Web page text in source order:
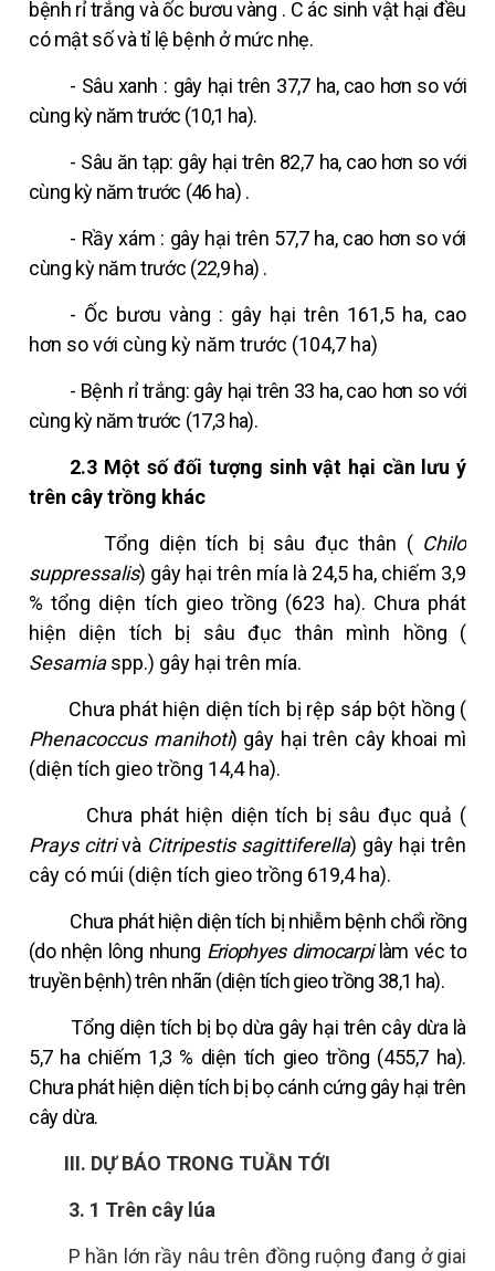
bệnh rỉ trắng vàốc bươu vàng . C ác sinh vật hại đều
có mật số và tỉ lệ bệnh ở mức nhẹ.
- Sâuxanh : gây hại trên 37,7 ha, cao hơn so với
cùng kỳ nămtrước (10,1 ha).
- Sâu ăn tạp: gây hại trên 82,7 ha, cao hơn so với
cùng kỳ năm trước (46 ha) .
- Rầy xám : gây hại trên 57,7 ha, cao hơn so với
cùng kỳ nămtrước (22,9 ha) .
- Ốc bươu vàng : gây hại trên 161,5 ha, cao
hơn so với cùng kỳ năm trước (104,7 ha)
- Bệnh rỉ trắng: gây hại trên 33 ha,cao hơn so với
cùng kỳ năm trước (17,3 ha).
2.3 Một số đối tượng sinh vật hại cần lưu ý
trên cây trồng khác
Tổng diện tích bị sâu đục thân ( Chilo
suppressalis) gây hại trên mía là 24,5 ha, chiếm 3,9
% tổng diện tích gieo trồng (623 ha). Chưa phát
hiện diện tích bị sâu đục thân mình hồng (
Sesamiaspp.) gây hại trên mía.
Chưa phát hiện diện tích bị rệp sáp bột hồng (
Phenacoccus manihoti) gây hại trên cây khoai mì
(diện tích gieo trồng 14,4 ha).
Chưa phát hiện diện tích bị sâu đục quả (
Prays citrivà Citripestis sagittiferella) gây hại trên
cây có múi (diện tích gieo trồng 619,4 ha).
Chưa phát hiện diện tích bị nhiễm bệnh chổi rồng
(do nhện lông nhung Eriophyes dimocarpilàm véc tơ
truyền bệnh) trên nhãn (diện tích gieo trồng 38,1 ha).
Tổng diện tích bị bọ dừa gây hại trên cây dừa là
5,7 ha chiếm 1,3 % diện tích gieo trồng (455,7 ha).
Chưa phát hiện diện tích bị bọ cánh cứng gây hại trên
cây dừa.
III. DỰ BÁO TRONG TUẦN TỚI
3. 1 Trên cây lúa
P hần lớn rầy nâu trên đồng ruộng đang ởgiai